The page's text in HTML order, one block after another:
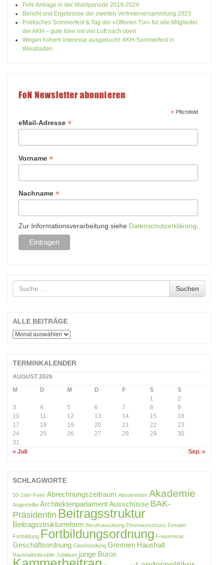
FoN-Anträge in der Wahlperiode 2019-2024
Bericht und Ergebnisse der zweiten Vertreterversammlung 2023
Politisches Sommerfest & Tag der »Offenen Tür« für alle Mitglieder
der AKH – gute Idee mit viel Luft nach oben
Wegen hohem Interesse ausgebucht: AKH-Sommerfest in
Wiesbaden
FoN Newsletter abonnieren
*Pflichtfeld
eMail-Adresse *
Vorname *
Nachname *
Zur Informationsverarbeitung siehe Datenschutzerklärung
Suche
nach
Suchen
ALLE BEITRÄGE
ALLE
TERMINKALENDER
AUGUST 2026
M
D M D F S
S
1
2
3
4 5 6 7 8
9
10
11 12 13 14 15
16
17
18 19 20 21 22
23
24
25 26 27 28 29
30
31
« Juli
Sep. »
SCHLAGWORTE
50-Jahr-Feier Abrechnungszeitraum Absolventen Akademie
Angestellte ArchitektenparlamentAusschüsse BAK-
Präsidentin Beitragsstruktur
Beitragsstrukturreform Berufsausübung Ehrenausschuss Festakt
Fortbildung Fortbildungsordnung Freiseminar
Geschäftsordnung Gleichstellung Gremien Haushalt
Haushaltsdisziplin Jubiläum junge Büros